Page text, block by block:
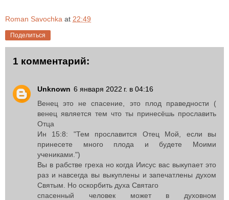
Roman Savochka at 22:49
Поделиться
1 комментарий:
Unknown 6 января 2022 г. в 04:16
Венец это не спасение, это плод праведности (
венец является тем что ты принесёшь прославить
Отца
Ин 15:8: "Тем прославится Отец Мой, если вы
принесете много плода и будете Моими
учениками.")
Вы в рабстве греха но когда Иисус вас выкупает это
раз и навсегда вы выкуплены и запечатлены духом
Святым. Но оскорбить духа Святаго
спасенный человек может в духовном